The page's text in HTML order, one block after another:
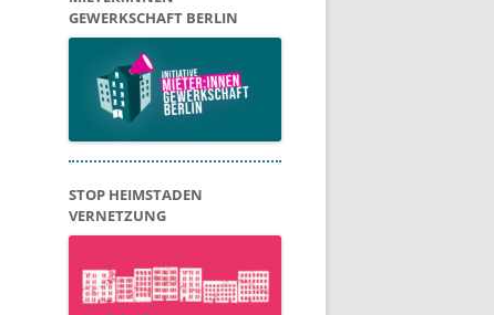
GEWERKSCHAFT BERLIN
STOP HEIMSTADEN
VERNETZUNG